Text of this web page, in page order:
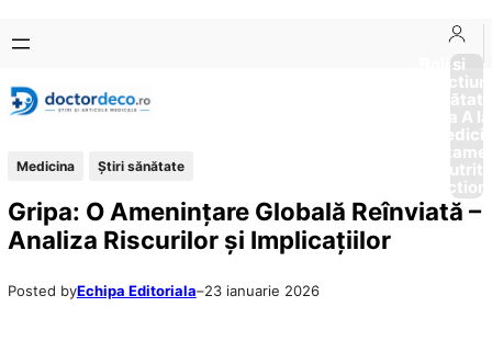
conținut
content
Boli si
Afectiuni
Sănătate
de la A
Medicina Ştiri sănătate
Gripa: O Amenințare Globală Reînviată –
Analiza Riscurilor și Implicațiilor
Posted byEchipa Editoriala–23 ianuarie 2026